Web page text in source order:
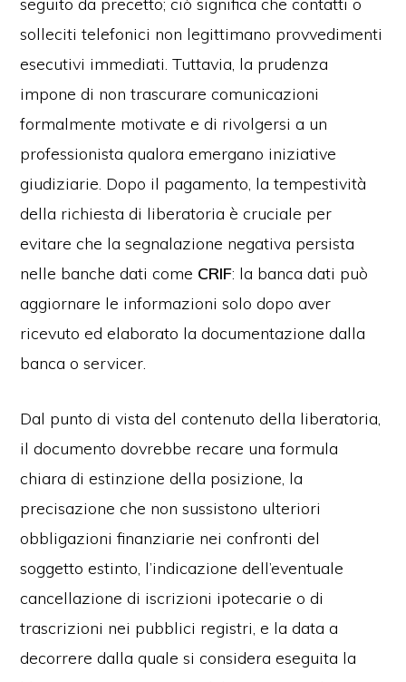
solleciti telefonici non legittimano provvedimenti
esecutivi immediati. Tuttavia, la prudenza
impone di non trascurare comunicazioni
formalmente motivate e di rivolgersi a un
professionista qualora emergano iniziative
giudiziarie. Dopo il pagamento, la tempestività
della richiesta di liberatoria è cruciale per
evitare che la segnalazione negativa persista
nelle banche dati come CRIF: la banca dati può
aggiornare le informazioni solo dopo aver
ricevuto ed elaborato la documentazione dalla
banca o servicer.
Dal punto di vista del contenuto della liberatoria,
il documento dovrebbe recare una formula
chiara di estinzione della posizione, la
precisazione che non sussistono ulteriori
obbligazioni finanziarie nei confronti del
soggetto estinto, l’indicazione dell’eventuale
cancellazione di iscrizioni ipotecarie o di
trascrizioni nei pubblici registri, e la data a
decorrere dalla quale si considera eseguita la